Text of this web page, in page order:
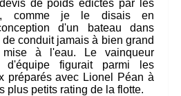
de poids édictés par les
comme je le disais en
d'un bateau dans
de conduit jamais à bien grand
à l'eau. Le vainqueur
d'équipe figurait parmi les
préparés avec Lionel Péan à
plus petits rating de la flotte.